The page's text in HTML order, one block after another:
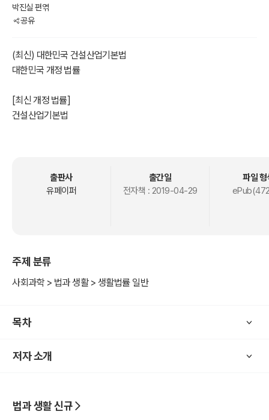
박진실 편엮
공유
(최신) 대한민국 건설산업기본법
대한민국 개정 법률
[최신 개정 법률]
건설산업기본법
관한 기본적인 사항과 건설업의 등록 및 건설공사의 도급 등에 필요한
사항을 정함으로써 건설공사의 적정한 시공과 건설산업의 건전한 발
1.3 제3장 도급계약 및 하도급계약 <개정 2011.5.24>
1.4 제4장 시공 및 기술관리
1.7 제7장 건설 관련 공제조합 및 건설보증 <개정 2011.5.24>
1.9 제9장 시정명령 등 <개정 2011.5.24>
부칙
출판사
유페이퍼
출간일
전자책 : 2019-04-29
파일 형
주제 분류
사회과학 > 법과 생활 > 생활법률 일반
목차
저자 소개
법과 생활 신규